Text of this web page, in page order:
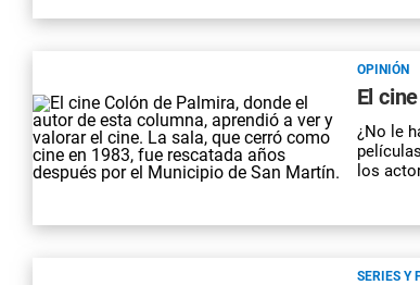
OPINIÓN
El
¿No le
los
SERIES Y